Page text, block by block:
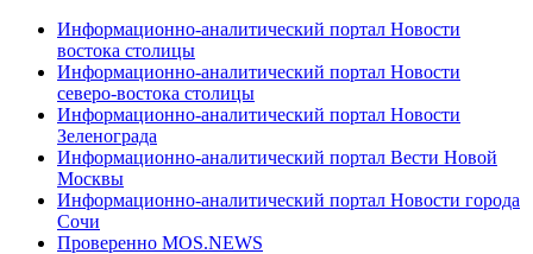
Информационно-аналитический портал Новости
востока столицы
Информационно-аналитический портал Новости
северо-востока столицы
Информационно-аналитический портал Новости
Зеленограда
Информационно-аналитический портал Вести Новой
Москвы
Информационно-аналитический портал Новости города
Сочи
Проверенно MOS.NEWS